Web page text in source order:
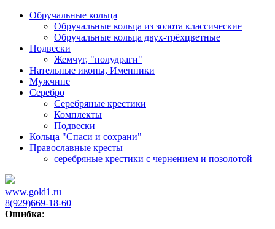
Обручальные кольца
Обручальные кольца из золота классические
Обручальные кольца двух-трёхцветные
Подвески
Жемчуг, "полудраги"
Нательные иконы, Именники
Мужчине
Серебро
Серебряные крестики
Комплекты
Подвески
Кольца "Спаси и сохрани"
Православные кресты
cеребряные крестики с чернением и позолотой
www.gold1.ru
8(929)669-18-60
Ошибка: